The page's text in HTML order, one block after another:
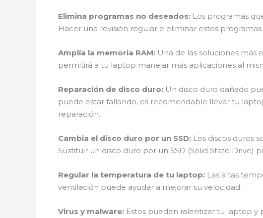
Elimina programas no deseados: Los programas
Hacer una revisión regular e eliminar estos
Amplía la memoria RAM: Una de las soluciones más
permitirá a tu laptop manejar más aplicaciones al
Reparación de disco duro: Un disco duro dañado
puede estar fallando, es recomendable llevar tu
reparación.
Cambia el disco duro por un SSD: Los discos duros
Sustituir un disco duro por un SSD (Solid State
Regular la temperatura de tu laptop: Las altas
ventilación puede ayudar a mejorar su velocidad.
Virus y malware: Estos pueden ralentizar tu laptop